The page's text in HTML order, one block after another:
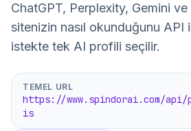
ChatGPT, Perplexity, Gemini
sitenizin nasıl okunduğunu API
istekte tek AI profili seçilir.
TEMEL URL
https://www.spindorai.com/api/
is